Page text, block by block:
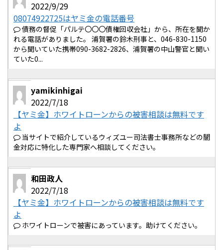
2022/9/29
08074922725はヤミ金の電話番号
債務の督促「パルテ〇〇〇債権回収会社」から、所在を聞か
れる電話がありました。 浦賀署の鈴木刑事と、046-830-1150
から聞いていた携帯090-3682-2826、浦賀署の中山警官と聞い
ていた0...
yamikinhigai
2022/7/18
【ヤミ金】ホワイトローンからの被害相談は無料です
よ
当サイトで紹介しているウィズユー司法書士事務所などの闇
金対応に特化した専門家へ相談してください。
和田政人
2022/7/18
【ヤミ金】ホワイトローンからの被害相談は無料です
よ
ホワイトローンで被害にあっています。助けてください。